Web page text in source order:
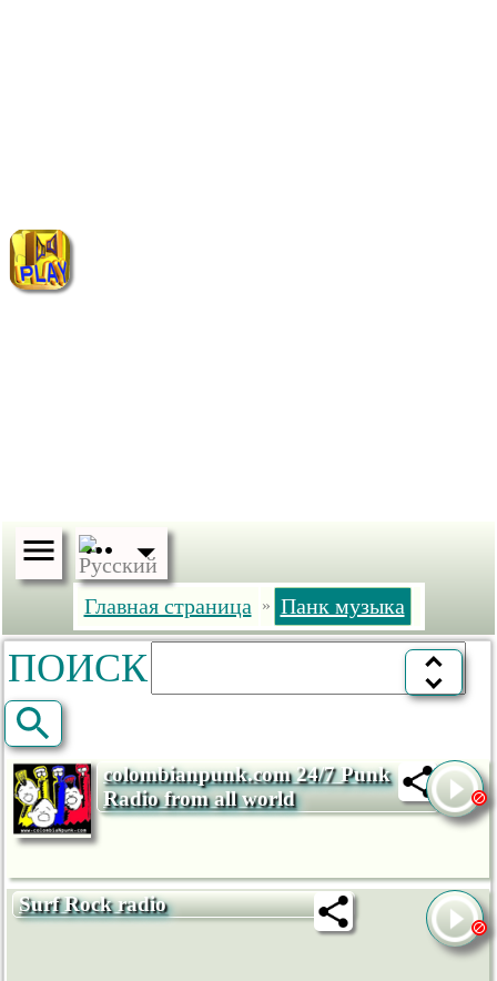
Главная страница » Панк музыка
ПОИСК
colombianpunk.com 24/7 Punk
Radio from all world
Surf Rock radio